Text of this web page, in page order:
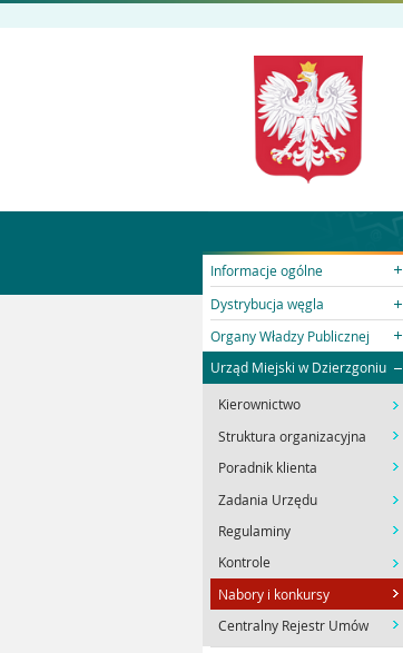
Informacje ogólne
Dystrybucja węgla
Organy Władzy Publicznej
Urząd Miejski w Dzierzgoniu
Kierownictwo
Struktura organizacyjna
Poradnik klienta
Zadania Urzędu
Regulaminy
Kontrole
Nabory i konkursy
Centralny Rejestr Umów